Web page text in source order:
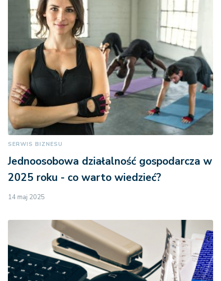
SERWIS BIZNESU
Jednoosobowa działalność gospodarcza w
2025 roku - co warto wiedzieć?
14 maj 2025